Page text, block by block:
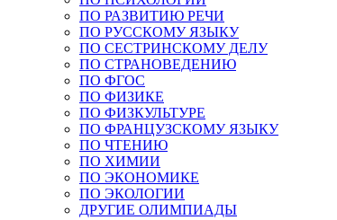
ПО РАЗВИТИЮ РЕЧИ
ПО РУССКОМУ ЯЗЫКУ
ПО СЕСТРИНСКОМУ ДЕЛУ
ПО СТРАНОВЕДЕНИЮ
ПО ФГОС
ПО ФИЗИКЕ
ПО ФИЗКУЛЬТУРЕ
ПО ФРАНЦУЗСКОМУ ЯЗЫКУ
ПО ЧТЕНИЮ
ПО ХИМИИ
ПО ЭКОНОМИКЕ
ПО ЭКОЛОГИИ
ДРУГИЕ ОЛИМПИАДЫ